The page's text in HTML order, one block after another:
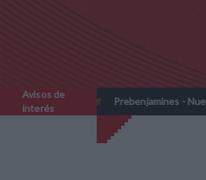
Avisos de
interés
2027-2028 Prebenjamines - Nuevo